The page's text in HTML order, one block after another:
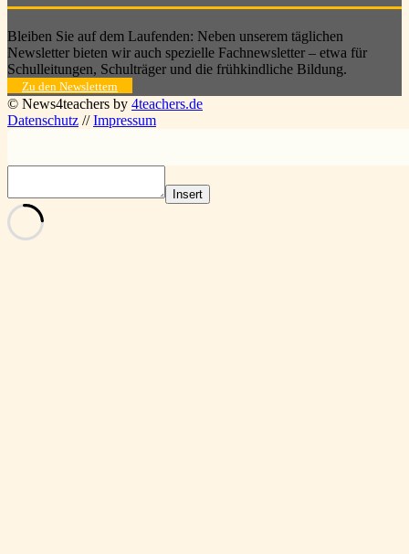
Bleiben Sie auf dem Laufenden: Neben unserem täglichen
Newsletter bieten wir auch spezielle Fachnewsletter – etwa für
Schulleitungen, Schulträger und die frühkindliche Bildung.
Zu den Newslettern
© News4teachers by 4teachers.de
Datenschutz //Impressum
Insert